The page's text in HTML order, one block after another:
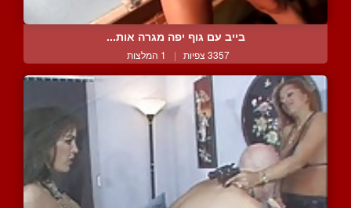
בייב עם גוף יפה מגרה אות...
3357 צפיות | 1 המלצות